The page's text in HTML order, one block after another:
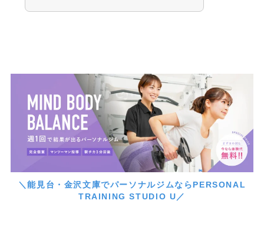
＼能見台・金沢文庫でパーソナルジムならPERSONAL
TRAINING STUDIO U／